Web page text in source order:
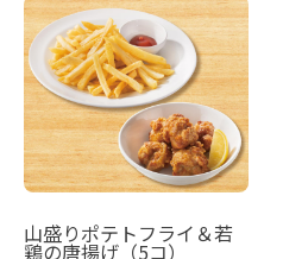
山盛りポテトフライ＆若
鶏の唐揚げ（5コ）